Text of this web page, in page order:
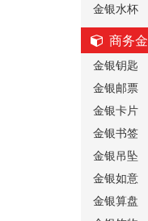
金银水杯
商务
金银钥匙
金银邮票
金银卡片
金银书签
金银吊坠
金银如意
金银算盘